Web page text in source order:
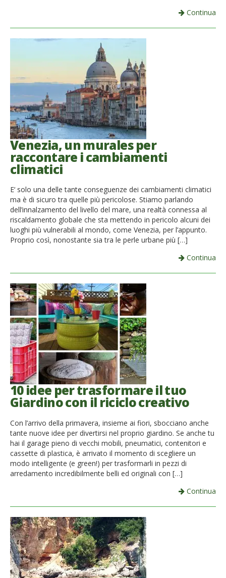
Continua
Venezia, un murales per
raccontare i cambiamenti
climatici
E‘ solo una delle tante conseguenze dei cambiamenti climatici
ma è di sicuro tra quelle più pericolose. Stiamo parlando
dell’innalzamento del livello del mare, una realtà connessa al
riscaldamento globale che sta mettendo in pericolo alcuni dei
luoghi più vulnerabili al mondo, come Venezia, per l’appunto.
Proprio così, nonostante sia tra le perle urbane più […]
Continua
10 idee per trasformare il tuo
Giardino con il riciclo creativo
Con l’arrivo della primavera, insieme ai fiori, sbocciano anche
tante nuove idee per divertirsi nel proprio giardino. Se anche tu
hai il garage pieno di vecchi mobili, pneumatici, contenitori e
cassette di plastica, è arrivato il momento di scegliere un
modo intelligente (e green!) per trasformarli in pezzi di
arredamento incredibilmente belli ed originali con […]
Continua